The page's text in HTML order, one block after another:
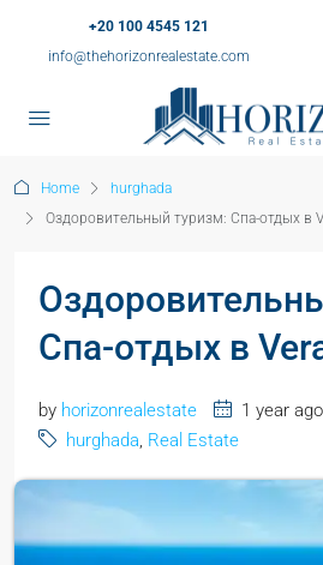
+20 100 4545 121
info@thehorizonrealestate.com
Home
hurghada
Оздоровительный туризм: Спа-отдых в
Спа-отдых в
by horizonrealestate
1 year ago
hurghada, Real Estate